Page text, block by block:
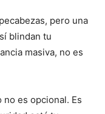
pero una
blindan tu
masiva, no es
no es opcional. Es